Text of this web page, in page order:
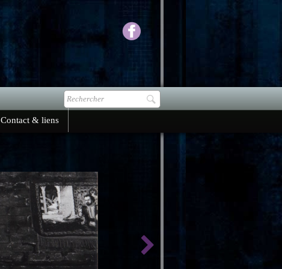
Contact & liens